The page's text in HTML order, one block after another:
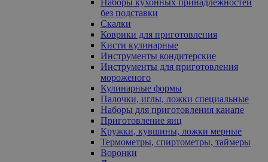
без подставки
Скалки
Коврики для приготовления
Кисти кулинарные
Инструменты кондитерские
Инструменты для приготовления
мороженого
Кулинарные формы
Палочки, иглы, ложки специальные
Наборы для приготовления канапе
Приготовление яиц
Кружки, кувшины, ложки мерные
Термометры, спиртометры, таймеры
Воронки